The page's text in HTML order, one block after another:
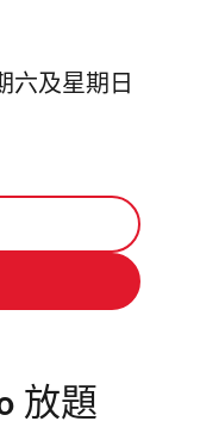
六及星期日
放題